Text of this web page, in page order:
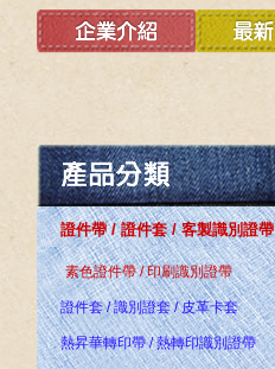
證件帶 / 證件套 / 客製識別證帶
素色證件帶 / 印刷識別證帶
證件套 / 識別證套 / 皮革卡套
熱昇華轉印帶 / 熱轉印識別證帶